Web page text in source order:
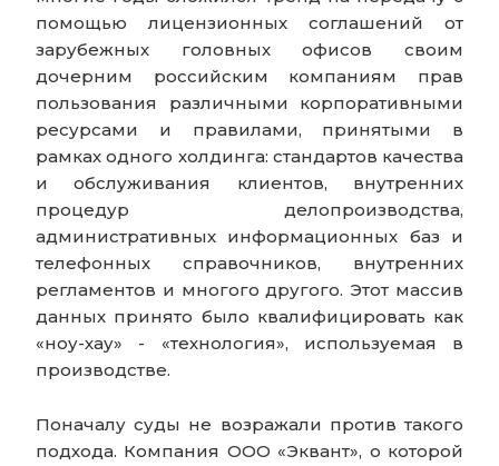
помощью лицензионных соглашений от
зарубежных головных офисов своим
дочерним российским компаниям прав
пользования различными корпоративными
ресурсами и правилами, принятыми в
рамках одного холдинга: стандартов качества
и обслуживания клиентов, внутренних
процедур делопроизводства,
административных информационных баз и
телефонных справочников, внутренних
регламентов и многого другого. Этот массив
данных принято было квалифицировать как
«ноу-хау» - «технология», используемая в
производстве.
Поначалу суды не возражали против такого
подхода. Компания ООО «Эквант», о которой